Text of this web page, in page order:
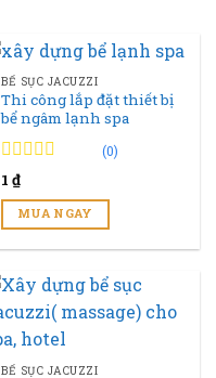
BỂ SỤC JACUZZI
Thi công lắp đặt thiết bị
bể ngâm lạnh spa
0
trên
0
đánh
(0)
1₫
MUA NGAY
BỂ SỤC JACUZZI